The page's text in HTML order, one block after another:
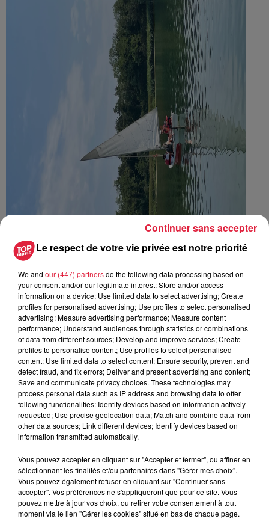
Le respect de votre vie privée est notre priorité
We and our (447) partnersdo the following data processing based on
your consent and/or our legitimate interest: Store and/or access
information on a device; Use limited data to select advertising; Create
profiles for personalised advertising; Use profiles to select personalised
advertising; Measure advertising performance; Measure content
performance; Understand audiences through statistics or combinations
of data from different sources; Develop and improve services; Create
profiles to personalise content; Use profiles to select personalised
content; Use limited data to select content; Ensure security, prevent and
detect fraud, and fix errors; Deliver and present advertising and content;
Save and communicate privacy choices. These technologies may
process personal data such as IP address and browsing data to offer
following functionalities: Identify devices based on information actively
requested; Use precise geolocation data; Match and combine data from
other data sources; Link different devices; Identify devices based on
information transmitted automatically.
Vous pouvez accepter en cliquant sur "Accepter et fermer", ou affiner en
sélectionnant les finalités et/ou partenaires dans "Gérer mes choix".
Vous pouvez également refuser en cliquant sur "Continuer sans
accepter". Vos préférences ne s'appliqueront que pour ce site. Vous
pouvez mettre à jour vos choix, ou retirer votre consentement à tout
moment via le lien "Gérer les cookies" situé en bas de chaque page.
Continuer sans accepter